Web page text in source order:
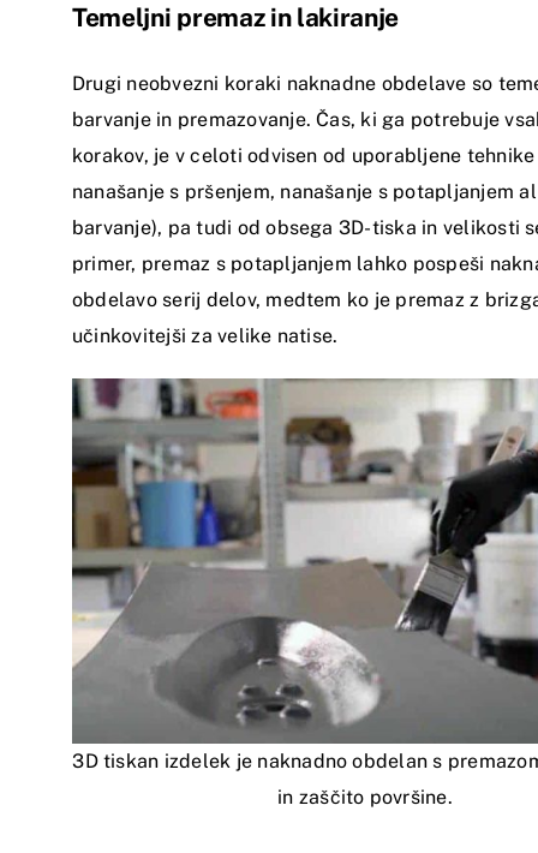
Temeljni premaz in lakiranje
Drugi neobvezni koraki naknadne obdelave so
barvanje in premazovanje. Čas, ki ga potrebuje
korakov, je v celoti odvisen od uporabljene
nanašanje s pršenjem, nanašanje s potapljanjem
barvanje), pa tudi od obsega 3D-tiska in velikosti
primer, premaz s potapljanjem lahko pospeši
obdelavo serij delov, medtem ko je premaz z
učinkovitejši za velike natise.
3D tiskan izdelek je naknadno obdelan s
in zaščito površine.